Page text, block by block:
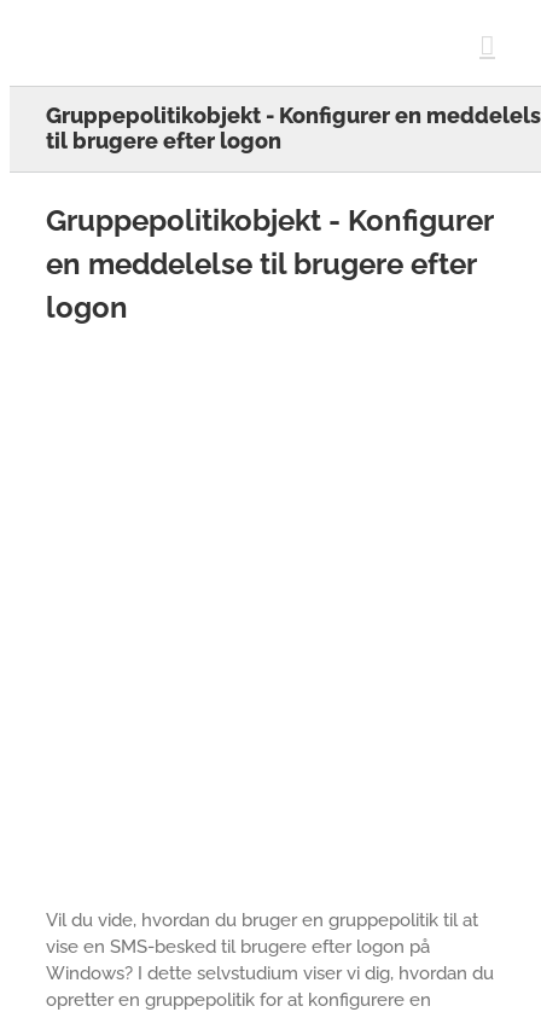
Gruppepolitikobjekt - Konfigurer en
til brugere efter logon
Gruppepolitikobjekt - Konfigurer
en meddelelse til brugere efter
logon
Vil du vide, hvordan du bruger en gruppepolitik til at
vise en SMS-besked til brugere efter logon på
Windows? I dette selvstudium viser vi dig, hvordan du
opretter en gruppepolitik for at konfigurere en